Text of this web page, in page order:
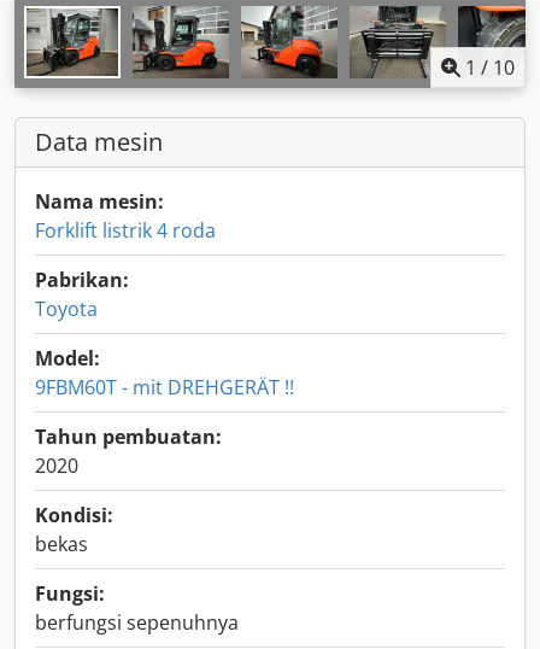
1 / 10
Data mesin
Nama mesin:
Forklift listrik 4 roda
Pabrikan:
Toyota
Model:
9FBM60T - mit DREHGERÄT !!
Tahun pembuatan:
2020
Kondisi:
bekas
Fungsi:
berfungsi sepenuhnya